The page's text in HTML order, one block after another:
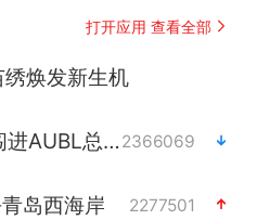
打开应用 查看全部
焕发新生机
上海交大绝杀清华闯进AUBL总决赛2366069
岛西海岸 2277501